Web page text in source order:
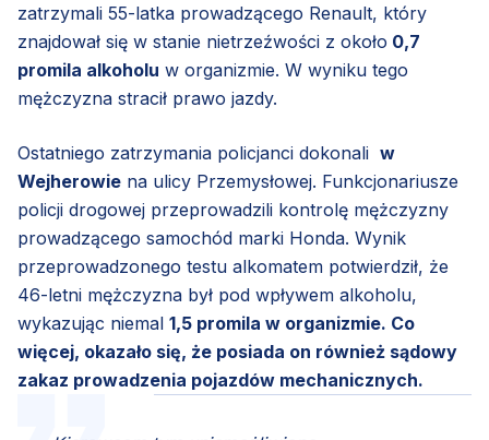
zatrzymali 55-latka prowadzącego Renault, który
znajdował się w stanie nietrzeźwości z około 0,7
promila alkoholu w organizmie. W wyniku tego
mężczyzna stracił prawo jazdy.
Ostatniego zatrzymania policjanci dokonali w
Wejherowie na ulicy Przemysłowej. Funkcjonariusze
policji drogowej przeprowadzili kontrolę mężczyzny
prowadzącego samochód marki Honda. Wynik
przeprowadzonego testu alkomatem potwierdził, że
46-letni mężczyzna był pod wpływem alkoholu,
wykazując niemal 1,5 promila w organizmie. Co
więcej, okazało się, że posiada on również sądowy
zakaz prowadzenia pojazdów mechanicznych.